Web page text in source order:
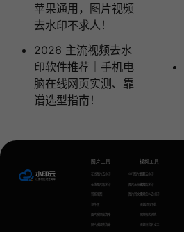
苹果通用，图片视频
去水印不求人！
2026 主流视频去水
印软件推荐｜手机电
脑在线网页实测、靠
谱选型指南！
图片工具
在线图片去水印
在线图片加水印
智能抠图
证件照
图片模糊变清晰
图片模糊变清晰
GIF图片生成
图片无损放大
图片转文字
视频工具
视频去水印
视频加水印
视频怎么去水印
视频提取下载
视频格式转换
视频语音转文字